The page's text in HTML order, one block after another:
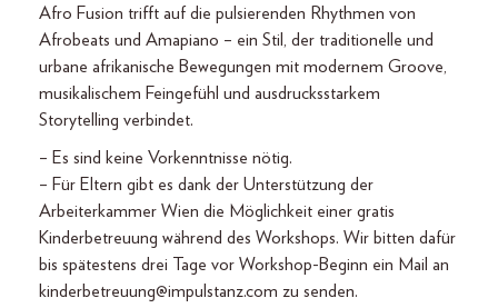
Afro Fusion trifft auf die pulsierenden Rhythmen von
Afrobeats und Amapiano – ein Stil, der traditionelle und
urbane afrikanische Bewegungen mit modernem Groove,
musikalischem Feingefühl und ausdrucksstarkem
Storytelling verbindet.
– Es sind keine Vorkenntnisse nötig.
– Für Eltern gibt es dank der Unterstützung der
Arbeiterkammer Wien die Möglichkeit einer gratis
Kinderbetreuung während des Workshops. Wir bitten dafür
bis spätestens drei Tage vor Workshop-Beginn ein Mail an
kinderbetreuung@impulstanz.com zu senden.